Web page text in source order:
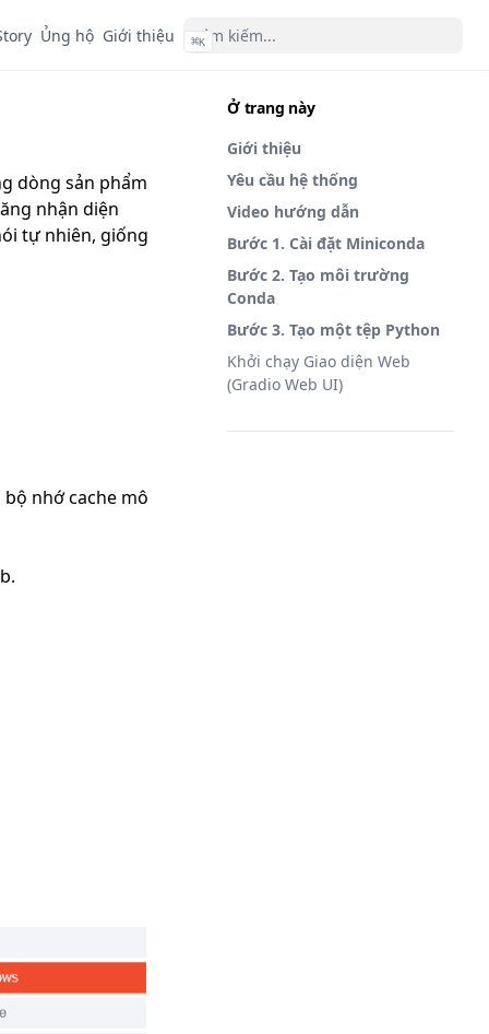
Ủng hộ Giới thiệu ⌘K
Ở trang này
Giới thiệu
Yêu cầu hệ thống
Video hướng dẫn
Bước 1. Cài đặt Miniconda
Bước 2. Tạo môi trường
Conda
Bước 3. Tạo một tệp Python
Khởi chạy Giao diện Web
(Gradio Web UI)
dòng sản phẩm
nhận diện
tự nhiên, giống
nhớ cache mô